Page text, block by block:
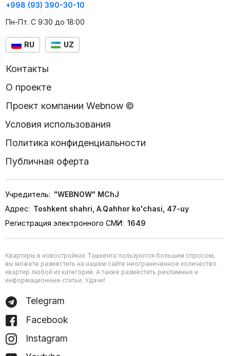
+998 (93) 390-30-10
Пн-Пт. С 9:30 до 18:00
RU UZ
Контакты
О проекте
Проект компании Webnow ©
Условия использования
Политика конфиденциальности
Публичная оферта
Учредитель: "WEBNOW" MChJ
Адрес: Toshkent shahri, A.Qahhor ko'chasi, 47-uy
Регистрация электронного СМИ: 1649
Квартиры в новостройках Ташкента пользуются большим спросом,
вы можете разместить на нашем сайте неограниченное количество
квартир любой из категорий. А также разместить рекламные и
информационные статьи. Удачи!
Telegram
Facebook
Instagram